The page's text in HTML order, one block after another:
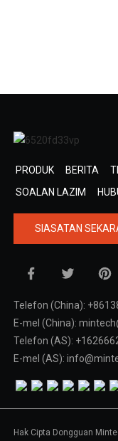
PRODUK BERITA
SOALAN LAZIM
SIASATAN
Telefon (China):
E-mel (China):
Telefon (AS):
E-mel (AS):
Hak Cipta Dongguan